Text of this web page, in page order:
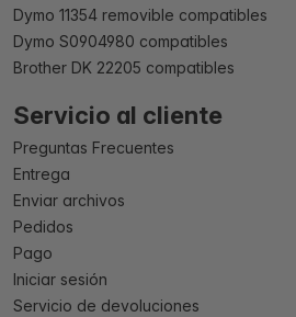
Dymo 11354 removible compatibles
Dymo S0904980 compatibles
Brother DK 22205 compatibles
Servicio al cliente
Preguntas Frecuentes
Entrega
Enviar archivos
Pedidos
Pago
Iniciar sesión
Servicio de devoluciones